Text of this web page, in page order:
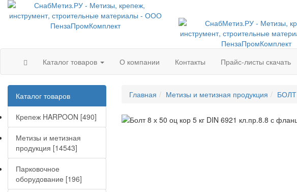
Каталог товаров О компании Контакты Прайс-листы скачать
Каталог товаров
Крепеж HARPOON [490]
Метизы и метизная
продукция [14543]
Парковочное
оборудование [196]
Главная Метизы и метизная продукция БОЛТ